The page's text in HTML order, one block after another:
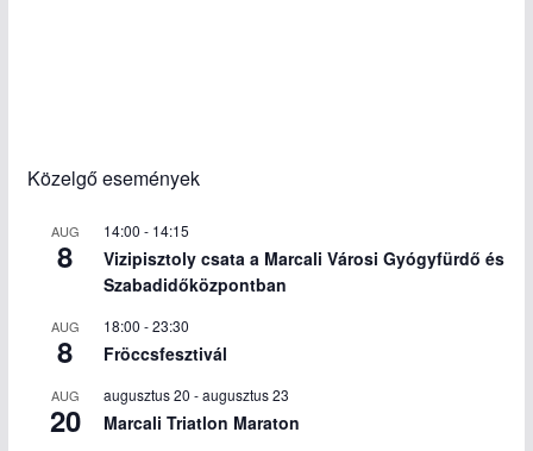
Közelgő események
AUG
8
14:00 - 14:15
Vizipisztoly csata a Marcali Városi Gyógyfürdő és
Szabadidőközpontban
AUG
8
18:00 -23:30
Fröccsfesztivál
AUG
20
augusztus 20 -augusztus 23
Marcali Triatlon Maraton